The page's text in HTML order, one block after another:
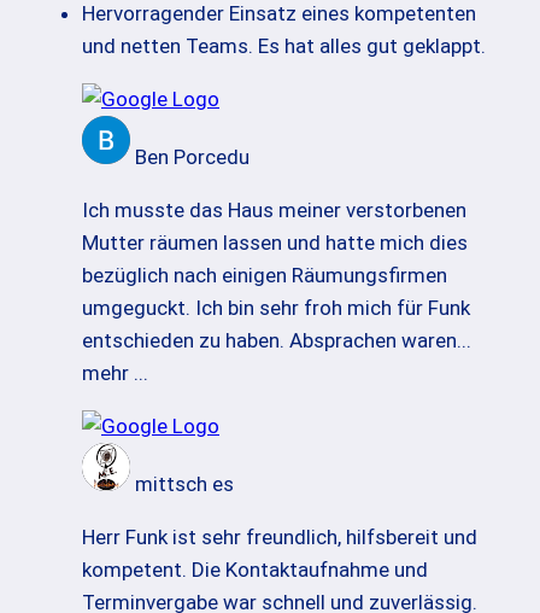
Hervorragender Einsatz eines kompetenten
und netten Teams. Es hat alles gut geklappt.
Ben Porcedu
Ich musste das Haus meiner verstorbenen
Mutter räumen lassen und hatte mich dies
bezüglich nach einigen Räumungsfirmen
umgeguckt. Ich bin sehr froh mich für Funk
entschieden zu haben. Absprachen waren...
mehr ...
mittsch es
Herr Funk ist sehr freundlich, hilfsbereit und
kompetent. Die Kontaktaufnahme und
Terminvergabe war schnell und zuverlässig.